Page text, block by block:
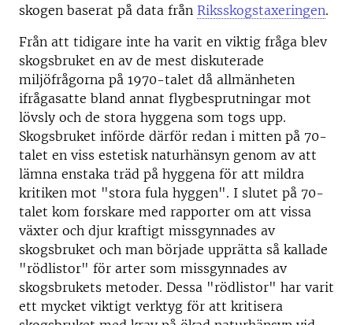
skogen baserat på data från Riksskogstaxeringen.
Från att tidigare inte ha varit en viktig fråga blev
skogsbruket en av de mest diskuterade
miljöfrågorna på 1970-talet då allmänheten
ifrågasatte bland annat flygbesprutningar mot
lövsly och de stora hyggena som togs upp.
Skogsbruket införde därför redan i mitten på 70-
talet en viss estetisk naturhänsyn genom av att
lämna enstaka träd på hyggena för att mildra
kritiken mot "stora fula hyggen". I slutet på 70-
talet kom forskare med rapporter om att vissa
växter och djur kraftigt missgynnades av
skogsbruket och man började upprätta så kallade
"rödlistor" för arter som missgynnades av
skogsbrukets metoder. Dessa "rödlistor" har varit
ett mycket viktigt verktyg för att kritisera